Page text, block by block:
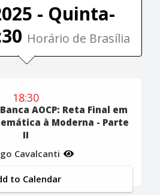
- Quinta-
Horário de Brasília
18:30
AOCP: Reta Final em
à Moderna - Parte
II
Cavalcanti
to Calendar